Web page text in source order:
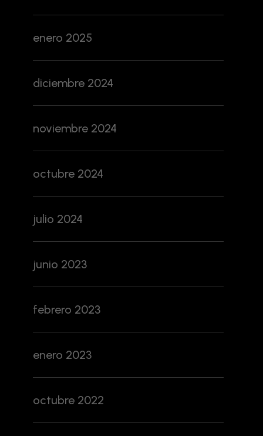
enero 2025
diciembre 2024
noviembre 2024
octubre 2024
julio 2024
junio 2023
febrero 2023
enero 2023
octubre 2022